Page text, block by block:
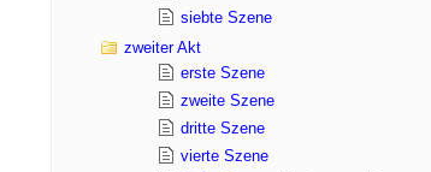
siebte Szene
zweiter Akt
erste Szene
zweite Szene
dritte Szene
vierte Szene